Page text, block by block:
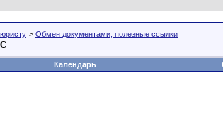
> Обмен документами, полезные ссылки
Календарь